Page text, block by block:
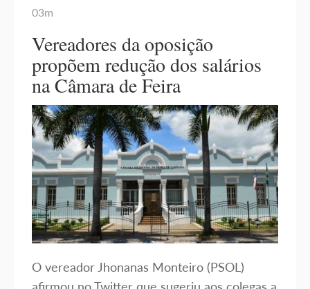
03m
Vereadores da oposição
propõem redução dos salários
na Câmara de Feira
O vereador Jhonanas Monteiro (PSOL)